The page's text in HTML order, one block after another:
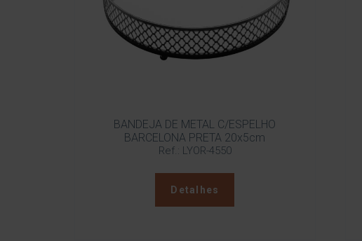
BANDEJA DE METAL C/ESPELHO
BARCELONA PRETA 20x5cm
Ref.: LYOR-4550
Detalhes